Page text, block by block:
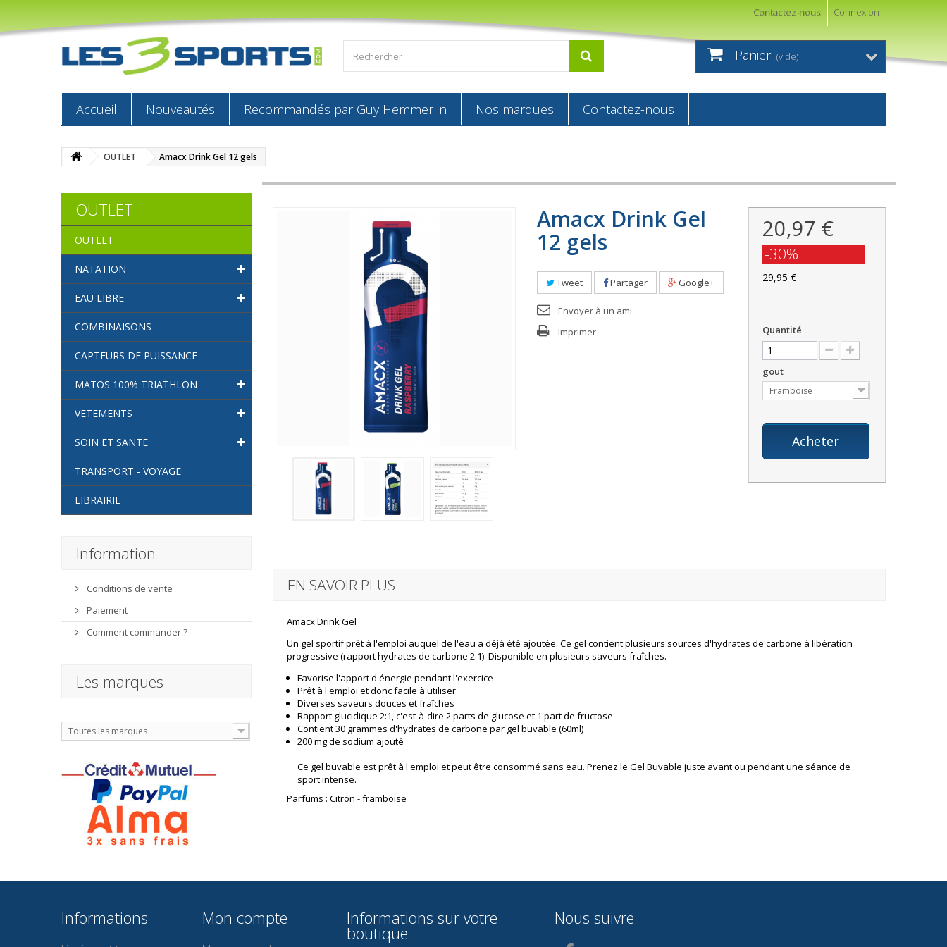
Connexion
Contactez-nous
Panier (vide)
Accueil Nouveautés Recommandés par Guy Hemmerlin Nos marques Contactez-nous
OUTLET Amacx Drink Gel 12 gels
OUTLET
OUTLET
NATATION
EAU LIBRE
COMBINAISONS
CAPTEURS DE PUISSANCE
MATOS 100% TRIATHLON
VETEMENTS
SOIN ET SANTE
TRANSPORT - VOYAGE
LIBRAIRIE
Information
Conditions de vente
Paiement
Comment commander ?
Les marques
Toutes les marques
Amacx Drink Gel
12 gels
Tweet Partager Google+
Envoyer à un ami
Imprimer
20,97 €
-30%
29,95 €
Quantité
gout
Framboise
Acheter
EN SAVOIR PLUS
Amacx Drink Gel
Un gel sportif prêt à l'emploi auquel de l'eau a déjà été ajoutée. Ce gel contient plusieurs sources d'hydrates de carbone à libération
progressive (rapport hydrates de carbone 2:1). Disponible en plusieurs saveurs fraîches.
Favorise l'apport d'énergie pendant l'exercice
Prêt à l'emploi et donc facile à utiliser
Diverses saveurs douces et fraîches
Rapport glucidique 2:1, c'est-à-dire 2 parts de glucose et 1 part de fructose
Contient 30 grammes d'hydrates de carbone par gel buvable (60ml)
200 mg de sodium ajouté
Ce gel buvable est prêt à l'emploi et peut être consommé sans eau. Prenez le Gel Buvable juste avant ou pendant une séance de
sport intense.
Parfums : Citron - framboise
Informations Mon compte Informations sur votre
boutique
Nous suivre